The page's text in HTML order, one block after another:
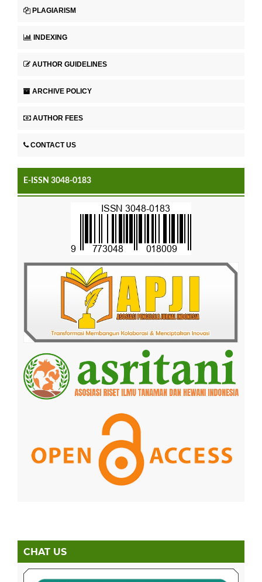
PLAGIARISM
INDEXING
AUTHOR GUIDELINES
ARCHIVE POLICY
AUTHOR FEES
CONTACT US
E-ISSN 3048-0183
CHAT US